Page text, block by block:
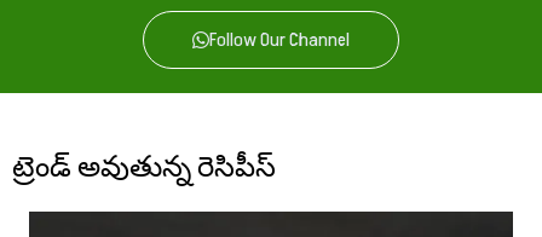
Follow Our Channel
ట్రెండ్ అవుతున్న రెసిపీస్